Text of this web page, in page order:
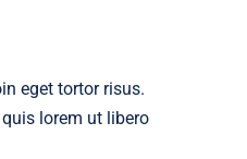
eget tortor risus.
lorem ut libero